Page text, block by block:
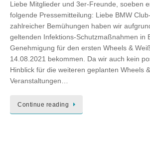
Liebe Mitglieder und 3er-Freunde, soeben
folgende Pressemitteilung: Liebe BMW
zahlreicher Bemühungen haben wir
geltenden Infektions-Schutzmaßnahmen in
Genehmigung für den ersten Wheels &
14.08.2021 bekommen. Da wir auch kein
Hinblick für die weiteren geplanten Wheels
Veranstaltungen…
Continue reading